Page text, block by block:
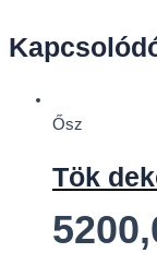
Ősz
Tök